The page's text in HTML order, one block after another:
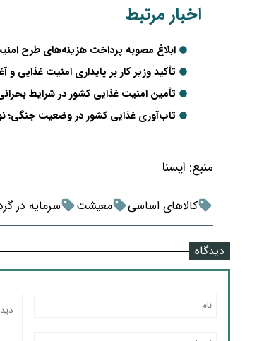
اخبار مرتبط
ابلاغ مصوبه پرداخت هزینه‌های طرح
تأکید وزیر کار بر پایداری امنیت غذایی
تأمین امنیت غذایی کشور در شرایط
تاب‌آوری غذایی کشور در وضعیت جنگی؛ نوری: ۸۵ درصد امنیت غذایی به تولید
منبع: ايسنا
کالاهای اساسی معیشت سرمایه در
دیدگاه